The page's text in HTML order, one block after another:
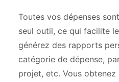
Toutes vos dépenses
seul outil, ce qui facilite
générez des rapports
catégorie de dépense,
projet, etc. Vous